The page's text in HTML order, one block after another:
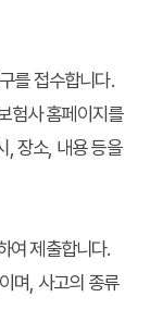
를 접수합니다.
험사 홈페이지를
, 장소, 내용 등을
여 제출합니다.
며, 사고의 종류